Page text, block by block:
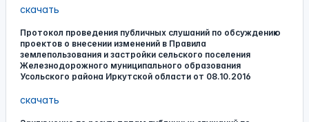
скачать
Протокол проведения публичных слушаний по обсуждению
проектов о внесении изменений в Правила
землепользования и застройки сельского поселения
Железнодорожного муниципального образования
Усольского района Иркутской области от 08.10.2016
скачать